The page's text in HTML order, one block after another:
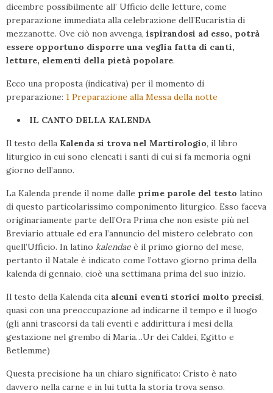
dicembre possibilmente all’ Ufficio delle letture, come
preparazione immediata alla celebrazione dell’Eucaristia di
mezzanotte. Ove ciò non avvenga, ispirandosi ad esso, potrà
essere opportuno disporre una veglia fatta di canti,
letture, elementi della pietà popolare.
Ecco una proposta (indicativa) per il momento di
preparazione: 1 Preparazione alla Messa della notte
IL CANTO DELLA KALENDA
Il testo della Kalenda si trova nel Martirologio, il libro
liturgico in cui sono elencati i santi di cui si fa memoria ogni
giorno dell’anno.
La Kalenda prende il nome dalle prime parole del testo latino
di questo particolarissimo componimento liturgico. Esso faceva
originariamente parte dell’Ora Prima che non esiste più nel
Breviario attuale ed era l’annuncio del mistero celebrato con
quell’Ufficio. In latino kalendae è il primo giorno del mese,
pertanto il Natale è indicato come l’ottavo giorno prima della
kalenda di gennaio, cioè una settimana prima del suo inizio.
Il testo della Kalenda cita alcuni eventi storici molto precisi,
quasi con una preoccupazione ad indicarne il tempo e il luogo
(gli anni trascorsi da tali eventi e addirittura i mesi della
gestazione nel grembo di Maria…Ur dei Caldei, Egitto e
Betlemme)
Questa precisione ha un chiaro significato: Cristo è nato
davvero nella carne e in lui tutta la storia trova senso.